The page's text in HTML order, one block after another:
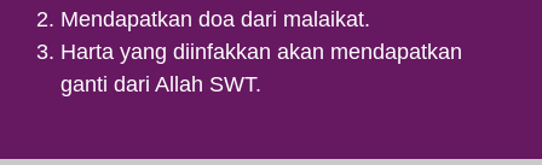
Mendapatkan doa dari malaikat.
Harta yang diinfakkan akan mendapatkan
ganti dari Allah SWT.